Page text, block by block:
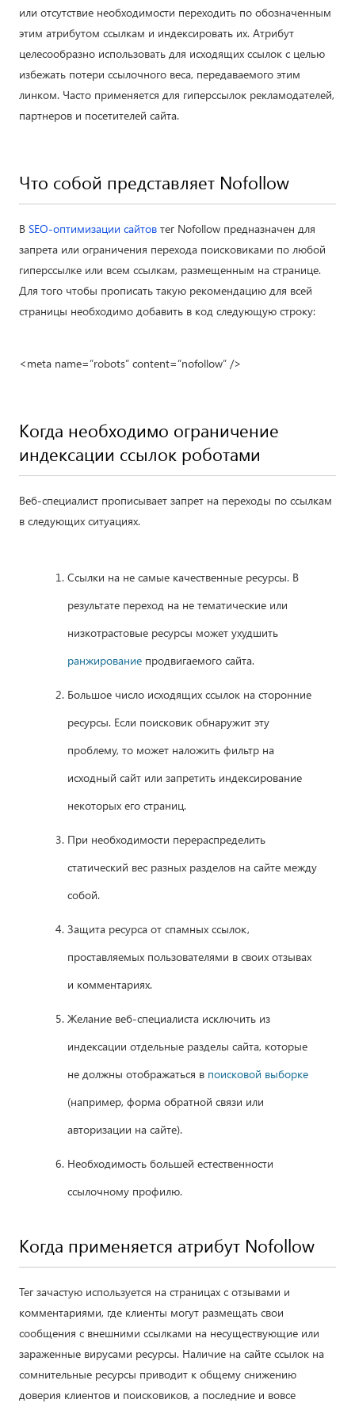
или отсутствие необходимости переходить по обозначенным
этим атрибутом ссылкам и индексировать их. Атрибут
целесообразно использовать для исходящих ссылок с целью
избежать потери ссылочного веса, передаваемого этим
линком. Часто применяется для гиперссылок рекламодателей,
партнеров и посетителей сайта.
Что собой представляет Nofollow
В SEO-оптимизации сайтов тег Nofollow предназначен для
запрета или ограничения перехода поисковиками по любой
гиперссылке или всем ссылкам, размещенным на странице.
Для того чтобы прописать такую рекомендацию для всей
страницы необходимо добавить в код следующую строку:
<meta name=”robots” content=”nofollow” />
Когда необходимо ограничение
индексации ссылок роботами
Веб-специалист прописывает запрет на переходы по ссылкам
в следующих ситуациях.
Ссылки на не самые качественные ресурсы. В
результате переход на не тематические или
низкотрастовые ресурсы может ухудшить
ранжирование продвигаемого сайта.
Большое число исходящих ссылок на сторонние
ресурсы. Если поисковик обнаружит эту
проблему, то может наложить фильтр на
исходный сайт или запретить индексирование
некоторых его страниц.
При необходимости перераспределить
статический вес разных разделов на сайте между
собой.
Защита ресурса от спамных ссылок,
проставляемых пользователями в своих отзывах
и комментариях.
Желание веб-специалиста исключить из
индексации отдельные разделы сайта, которые
не должны отображаться в поисковой выборке
(например, форма обратной связи или
авторизации на сайте).
Необходимость большей естественности
ссылочному профилю.
Когда применяется атрибут Nofollow
Тег зачастую используется на страницах с отзывами и
комментариями, где клиенты могут размещать свои
сообщения с внешними ссылками на несуществующие или
зараженные вирусами ресурсы. Наличие на сайте ссылок на
сомнительные ресурсы приводит к общему снижению
доверия клиентов и поисковиков, а последние и вовсе